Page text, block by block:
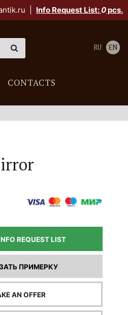
Info Request List:0pcs.
CONTACTS
RU EN
REQUEST LIST
ПРИМЕРКУ
AN OFFER